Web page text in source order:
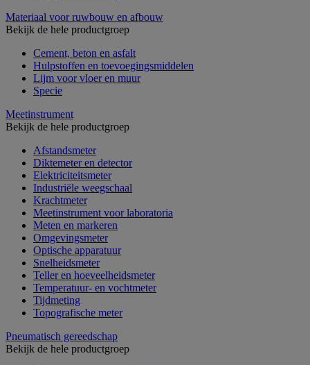
Materiaal voor ruwbouw en afbouw
Bekijk de hele productgroep
Cement, beton en asfalt
Hulpstoffen en toevoegingsmiddelen
Lijm voor vloer en muur
Specie
Meetinstrument
Bekijk de hele productgroep
Afstandsmeter
Diktemeter en detector
Elektriciteitsmeter
Industriële weegschaal
Krachtmeter
Meetinstrument voor laboratoria
Meten en markeren
Omgevingsmeter
Optische apparatuur
Snelheidsmeter
Teller en hoeveelheidsmeter
Temperatuur- en vochtmeter
Tijdmeting
Topografische meter
Pneumatisch gereedschap
Bekijk de hele productgroep